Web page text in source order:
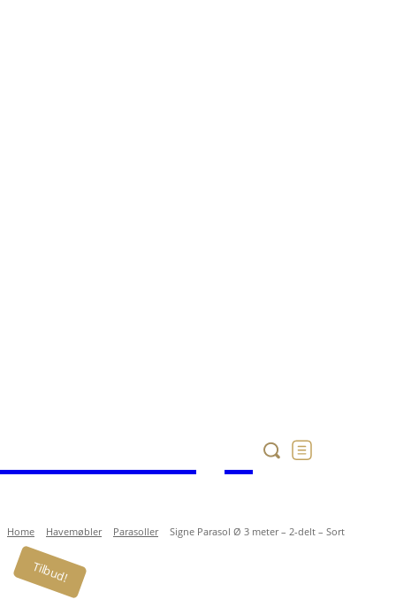
Home Havemøbler Parasoller Signe Parasol Ø 3 meter – 2-delt – Sort
Tilbud!